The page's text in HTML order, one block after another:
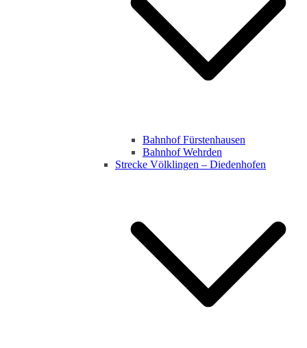
Bahnhof Fürstenhausen
Bahnhof Wehrden
Strecke Völklingen – Diedenhofen